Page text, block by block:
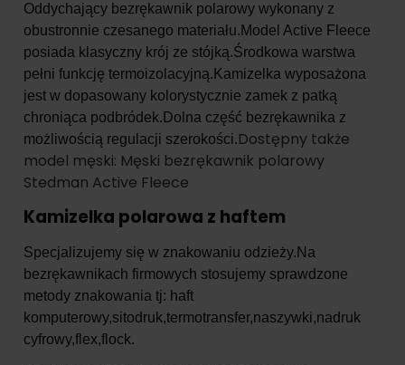
Oddychający bezrękawnik polarowy wykonany z
obustronnie czesanego materiału.Model Active Fleece
posiada klasyczny krój ze stójką.Środkowa warstwa
pełni funkcję termoizolacyjną.Kamizelka wyposażona
jest w dopasowany kolorystycznie zamek z patką
chroniąca podbródek.Dolna część bezrękawnika z
możliwością regulacji szerokości.Dostępny także
model męski: Męski bezrękawnik polarowy
Stedman Active Fleece
Kamizelka polarowa z haftem
Specjalizujemy się w znakowaniu odzieży.Na
bezrękawnikach firmowych stosujemy sprawdzone
metody znakowania tj: haft
komputerowy,sitodruk,termotransfer,naszywki,nadruk
cyfrowy,flex,flock.